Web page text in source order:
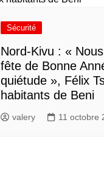
Sécurité
Nord-Kivu : «
fête de Bonne
quiétude », Félix
habitants de Beni
valery 11 octobre